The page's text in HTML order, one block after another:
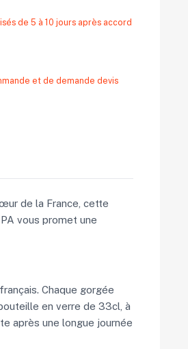
de 5 à 10 jours après accord
et de demande devis
de la France, cette
vous promet une
Chaque gorgée
en verre de 33cl, à
après une longue journée